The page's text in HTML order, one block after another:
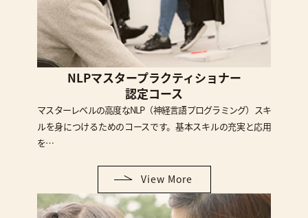
NLPマスタープラクティショナー
認定コース
マスターレベルの高度なNLP（神経言語プログラミング）スキ
ルを身につけるためのコースです。基本スキルの充実と応用
を…
View More